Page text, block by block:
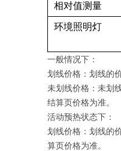
相对值测量
环境照明灯
一般情况下：
划线价格：划线的
未划线价格：未划
结算页价格为准。
活动预热状态下：
划线价格：划线的
算页价格为准。